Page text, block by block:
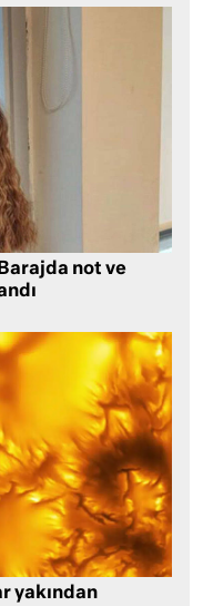
not ve
yakından